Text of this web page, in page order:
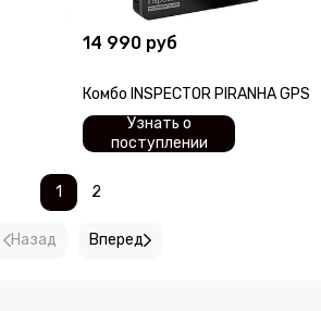
14 990 руб
Комбо INSPECTOR PIRANHA GPS
Узнать о
поступлении
Назад
1 2
Вперед